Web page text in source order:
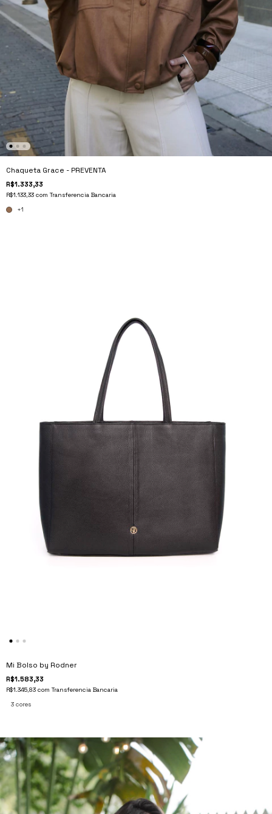
Chaqueta Grace - PREVENTA
R$1.333,33
R$1.133,33 com Transferencia Bancaria
+1
Mi Bolso by Rodner
R$1.583,33
R$1.345,83 com Transferencia Bancaria
3 cores